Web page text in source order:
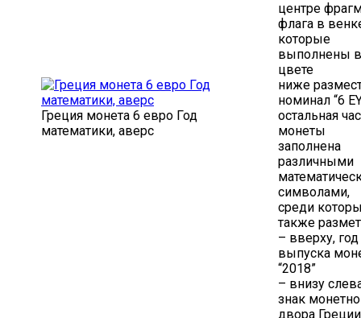
Греция монета 6 евро Год
математики, аверс
центре
флага в
которые
выполнены в
цвете
ниже
номинал “6
остальная
монеты
заполнена
различными
символами,
среди
также
– вверху, год
выпуска
“2018”
– внизу
знак
двора Греции